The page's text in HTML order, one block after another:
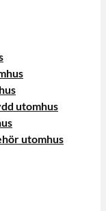
utomhus
utomhus